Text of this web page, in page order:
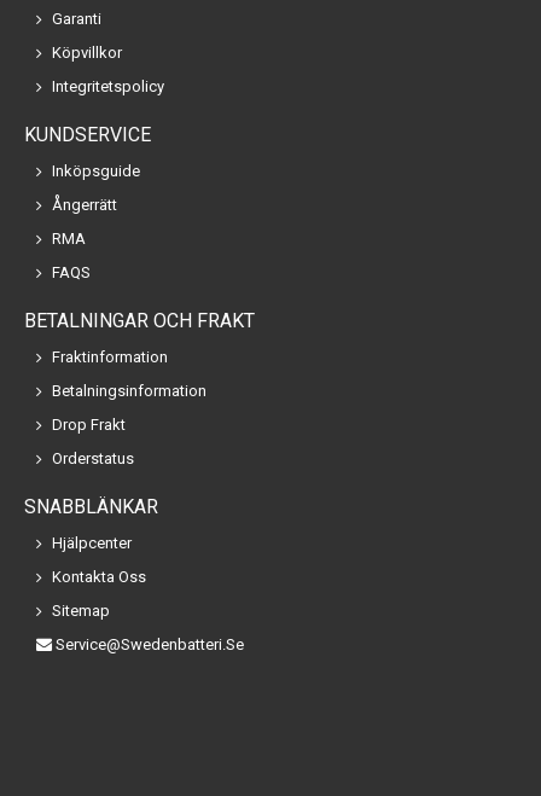
Garanti
Köpvillkor
Integritetspolicy
KUNDSERVICE
Inköpsguide
Ångerrätt
RMA
FAQS
BETALNINGAR OCH FRAKT
Fraktinformation
Betalningsinformation
Drop Frakt
Orderstatus
SNABBLÄNKAR
Hjälpcenter
Kontakta Oss
Sitemap
Service@swedenbatteri.se